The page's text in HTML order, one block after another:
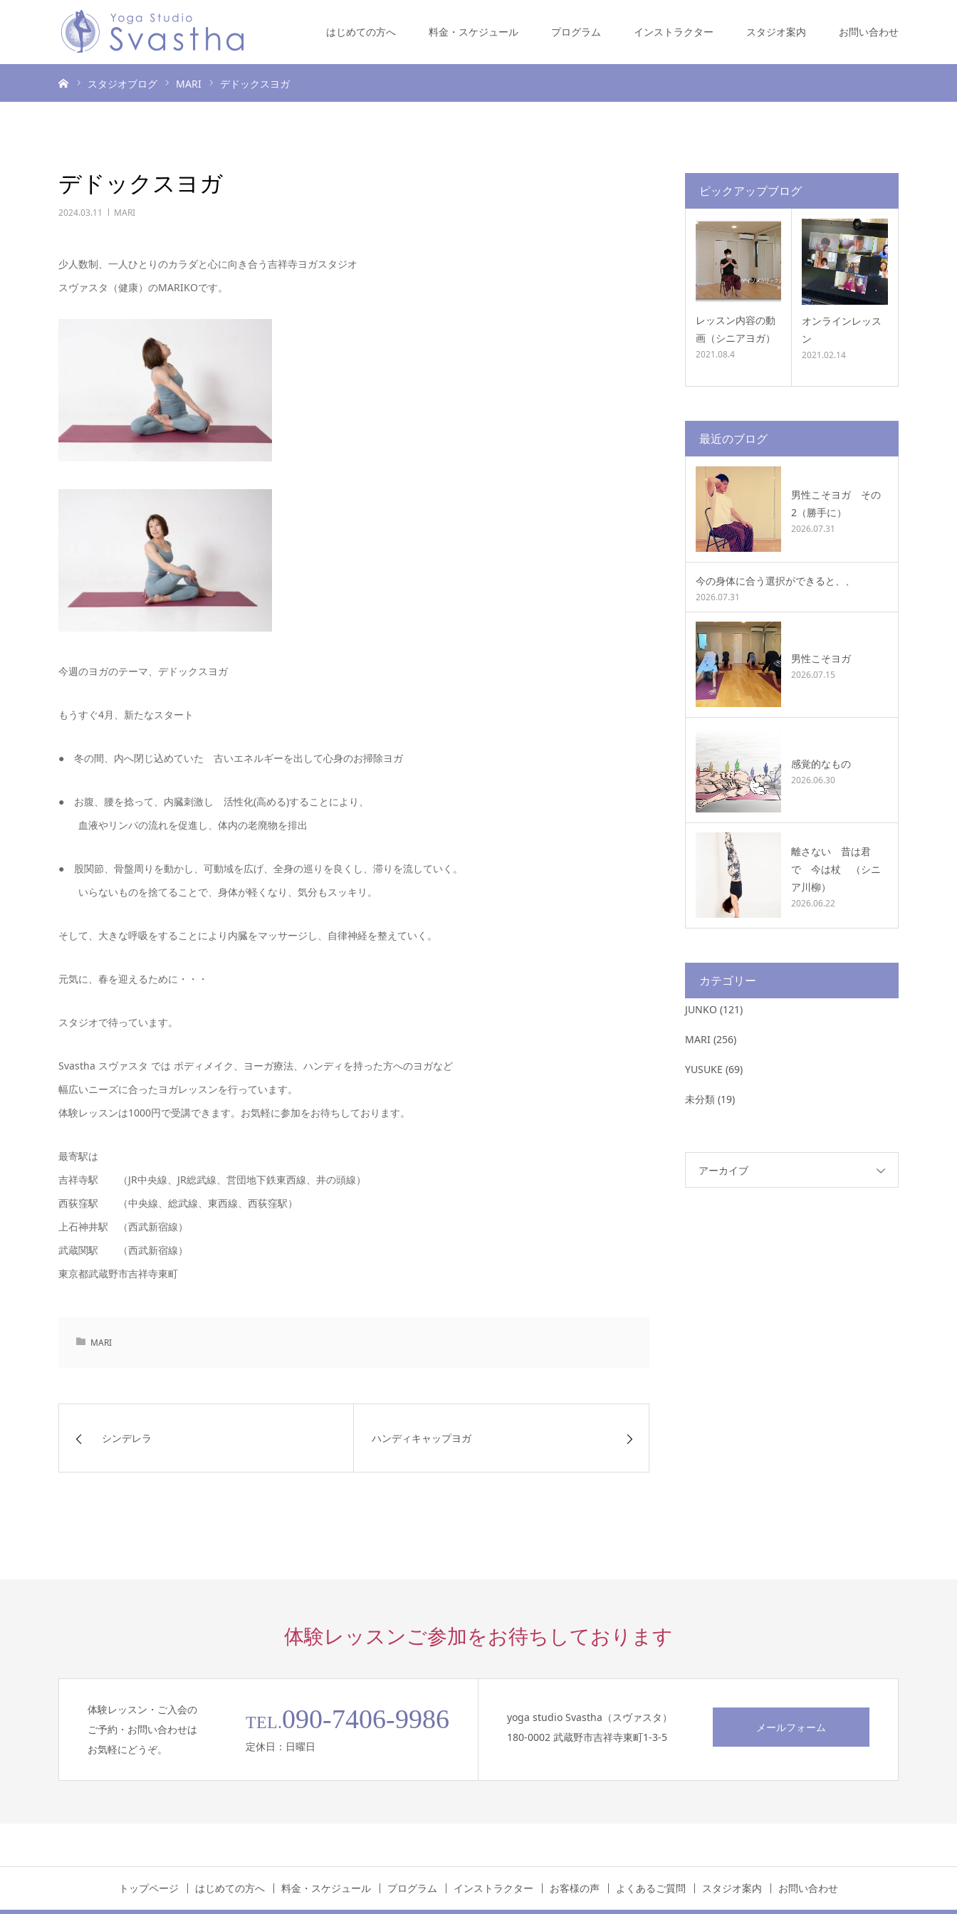
はじめての方へ 料金・スケジュール プログラム インストラクター スタジオ案内 お問い合わせ
スタジオブログ MARI デドックスヨガ
デドックスヨガ
2024.03.11 MARI
少人数制、一人ひとりのカラダと心に向き合う吉祥寺ヨガスタジオ
スヴァスタ（健康）のMARIKOです。
今週のヨガのテーマ、デドックスヨガ
もうすぐ4月、新たなスタート
● 冬の間、内へ閉じ込めていた 古いエネルギーを出して心身のお掃除ヨガ
● お腹、腰を捻って、内臓刺激し 活性化(高める)することにより、
血液やリンパの流れを促進し、体内の老廃物を排出
● 股関節、骨盤周りを動かし、可動域を広げ、全身の巡りを良くし、滞りを流していく。
いらないものを捨てることで、身体が軽くなり、気分もスッキリ。
そして、大きな呼吸をすることにより内臓をマッサージし、自律神経を整えていく。
元気に、春を迎えるために・・・
スタジオで待っています。
Svastha スヴァスタ では ボディメイク、ヨーガ療法、ハンディを持った方へのヨガなど
幅広いニーズに合ったヨガレッスンを行っています。
体験レッスンは1000円で受講できます。お気軽に参加をお待ちしております。
最寄駅は
吉祥寺駅 （JR中央線、JR総武線、営団地下鉄東西線、井の頭線）
西荻窪駅 （中央線、総武線、東西線、西荻窪駅）
上石神井駅 （西武新宿線）
武蔵関駅 （西武新宿線）
東京都武蔵野市吉祥寺東町
MARI
シンデレラ ハンディキャップヨガ
ピックアップブログ
レッスン内容の動
画（シニアヨガ）
2021.08.4
オンラインレッス
ン
2021.02.14
最近のブログ
男性こそヨガ その
2（勝手に）
2026.07.31
今の身体に合う選択ができると、、
2026.07.31
男性こそヨガ
2026.07.15
感覚的なもの
2026.06.30
離さない 昔は君
で 今は杖 （シニ
ア川柳）
2026.06.22
カテゴリー
JUNKO (121)
MARI (256)
YUSUKE (69)
未分類 (19)
アーカイブ
体験レッスンご参加をお待ちしております
体験レッスン・ご入会の
ご予約・お問い合わせは
お気軽にどうぞ。
TEL.090-7406-9986
定休日：日曜日
yoga studio Svastha（スヴァスタ）
180-0002 武蔵野市吉祥寺東町1-3-5
メールフォーム
トップページ はじめての方へ 料金・スケジュール プログラム インストラクター お客様の声 よくあるご質問 スタジオ案内 お問い合わせ